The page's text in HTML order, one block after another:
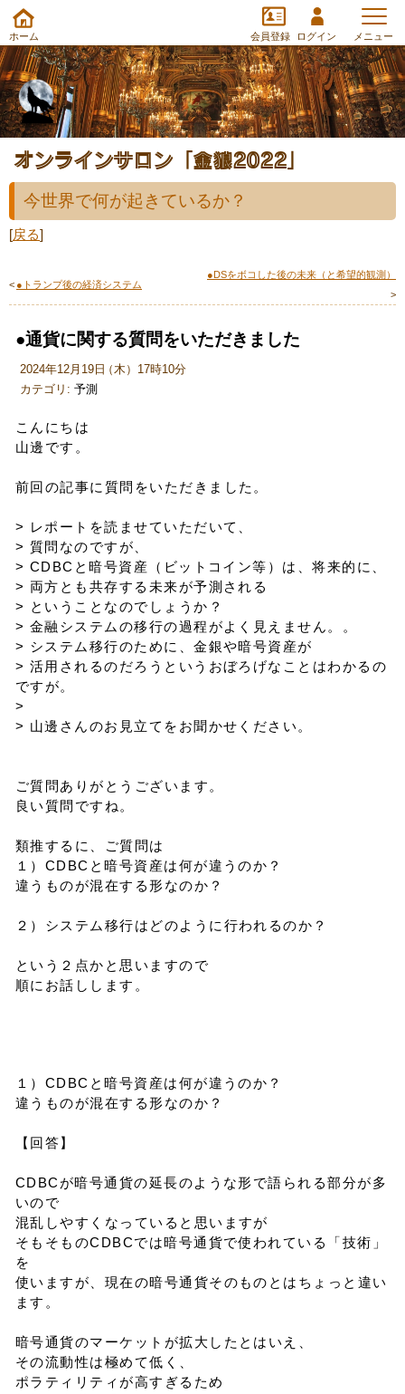
オンラインサロン「金狼2022」
今世界で何が起きているか？
[戻る]
< ●トランプ後の経済システム
●DSをボコした後の未来（と希望的観測）
>
●通貨に関する質問をいただきました
2024年12月19日（木 ） 17時10分
カテゴリ: 予測
こんにちは
山邊です。
前回の記事に質問をいただきました。
> レポートを読ませていただいて、
> 質問なのですが、
> CDBCと暗号資産（ビットコイン等）は、将来的に、
> 両方とも共存する未来が予測される
> ということなのでしょうか？
> 金融システムの移行の過程がよく見えません。。
> システム移行のために、金銀や暗号資産が
> 活用されるのだろうというおぼろげなことはわかるの
ですが。
>
> 山邊さんのお見立てをお聞かせください。
ご質問ありがとうございます。
良い質問ですね。
類推するに、ご質問は
１）CDBCと暗号資産は何が違うのか？
違うものが混在する形なのか？
２）システム移行はどのように行われるのか？
という２点かと思いますので
順にお話しします。
１）CDBCと暗号資産は何が違うのか？
違うものが混在する形なのか？
【回答】
CDBCが暗号通貨の延長のような形で語られる部分が多
いので
混乱しやすくなっていると思いますが
そもそものCDBCでは暗号通貨で使われている「技術」
を
使いますが、現在の暗号通貨そのものとはちょっと違い
ます。
暗号通貨のマーケットが拡大したとはいえ、
その流動性は極めて低く、
ポラティリティが高すぎるため
ホーム 会員登録 ログイン メニュー